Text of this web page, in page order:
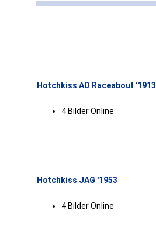
Hotchkiss AD Raceabout '1913
4 Bilder Online
Hotchkiss JAG '1953
4 Bilder Online